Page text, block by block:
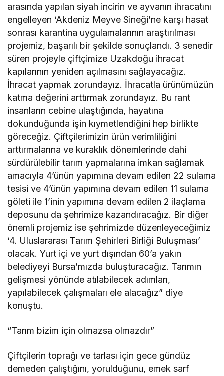
arasında yapılan siyah incirin ve ayvanın ihracatını
engelleyen ‘Akdeniz Meyve Sineği’ne karşı hasat
sonrası karantina uygulamalarının araştırılması
projemiz, başarılı bir şekilde sonuçlandı. 3 senedir
süren projeyle çiftçimize Uzakdoğu ihracat
kapılarının yeniden açılmasını sağlayacağız.
İhracat yapmak zorundayız. İhracatla ürünümüzün
katma değerini arttırmak zorundayız. Bu rant
insanların cebine ulaştığında, hayatına
dokunduğunda işin kıymetlendiğini hep birlikte
göreceğiz. Çiftçilerimizin ürün verimliliğini
arttırmalarına ve kuraklık dönemlerinde dahi
sürdürülebilir tarım yapmalarına imkan sağlamak
amacıyla 4’ünün yapımına devam edilen 22 sulama
tesisi ve 4’ünün yapımına devam edilen 11 sulama
göleti ile 1’inin yapımına devam edilen 2 ilaçlama
deposunu da şehrimize kazandıracağız. Bir diğer
önemli projemiz ise şehrimizde düzenleyeceğimiz
‘4. Uluslararası Tarım Şehirleri Birliği Buluşması’
olacak. Yurt içi ve yurt dışından 60’a yakın
belediyeyi Bursa’mızda buluşturacağız. Tarımın
gelişmesi yönünde atılabilecek adımları,
yapılabilecek çalışmaları ele alacağız” diye
konuştu.
“Tarım bizim için olmazsa olmazdır”
Çiftçilerin toprağı ve tarlası için gece gündüz
demeden çalıştığını, yorulduğunu, emek sarf